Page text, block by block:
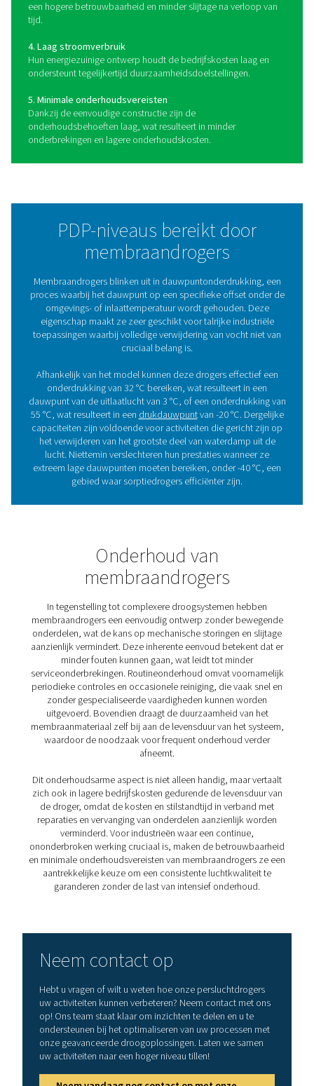
Voordelen van het gebruik
membraandrogers
Membraandrogers worden op grote schaal
vanwege hun praktische voordelen in een reeks
toepassingen:
1. Stille werking
2. Gebruiksgemak
Ze zijn eenvoudig te bedienen en te integreren en
installaties kunnen worden opgenomen.
3. Geen bewegende delen
Zonder mechanische componenten bieden
een hogere betrouwbaarheid en minder slijtage na
tijd.
4. Laag stroomverbruik
Hun energiezuinige ontwerp houdt de bedrijfskosten
ondersteunt tegelijkertijd duurzaamheidsdoelstellingen.
5. Minimale onderhoudsvereisten
Dankzij de eenvoudige constructie zijn de
onderhoudsbehoeften laag, wat resulteert in minder
onderbrekingen en lagere onderhoudskosten.
PDP-niveaus bereikt
membraandrogers
Membraandrogers blinken uit in
proces waarbij het dauwpunt op een specifieke offset
omgevings- of inlaattemperatuur wordt gehouden.
eigenschap maakt ze zeer geschikt voor talrijke